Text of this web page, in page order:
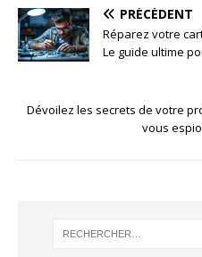
PRÉCÉDENT
Réparez votre
Le guide ultime
Dévoilez les secrets de votre
vous